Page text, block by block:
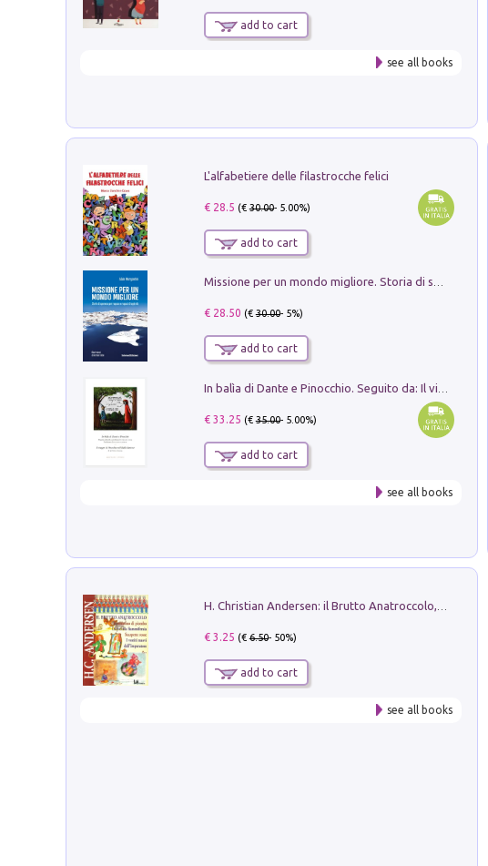
add to cart
see all books
L'alfabetiere delle filastrocche felici
€ 28.5 (€30.00- 5.00%)
add to cart
Missione per un mondo migliore. Storia di speranza per ragazze e ragazzi di ogni età
€ 28.50 (€30.00- 5%)
add to cart
€ 33.25 (€35.00- 5.00%)
add to cart
see all books
€ 3.25 (€6.50- 50%)
add to cart
see all books